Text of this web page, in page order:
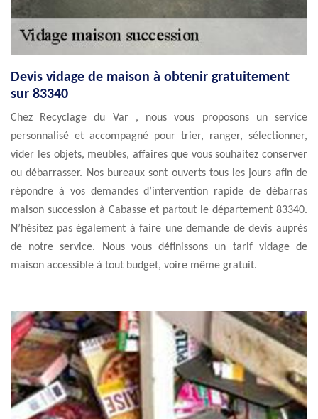
Devis vidage de maison à obtenir gratuitement
sur 83340
Chez Recyclage du Var , nous vous proposons un service
personnalisé et accompagné pour trier, ranger, sélectionner,
vider les objets, meubles, affaires que vous souhaitez conserver
ou débarrasser. Nos bureaux sont ouverts tous les jours afin de
répondre à vos demandes d’intervention rapide de débarras
maison succession à Cabasse et partout le département 83340.
N’hésitez pas également à faire une demande de devis auprès
de notre service. Nous vous définissons un tarif vidage de
maison accessible à tout budget, voire même gratuit.